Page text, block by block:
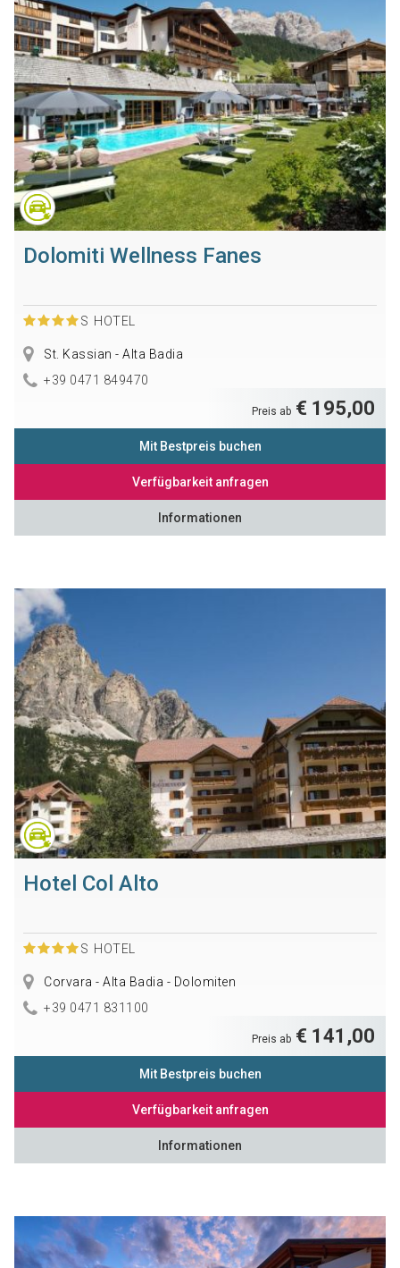
Dolomiti Wellness Fanes
S HOTEL
St. Kassian - Alta Badia
+39 0471 849470
Preis ab € 195,00
Mit Bestpreis buchen
Verfügbarkeit anfragen
Informationen
Hotel Col Alto
S HOTEL
Corvara - Alta Badia - Dolomiten
+39 0471 831100
Preis ab € 141,00
Mit Bestpreis buchen
Verfügbarkeit anfragen
Informationen